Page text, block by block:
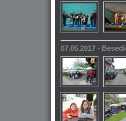
07.05.2017 -